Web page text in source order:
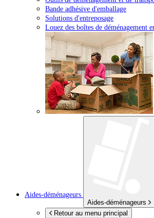
Bande adhésive d'emballage
Solutions d'entreposage
Louez des boîtes de déménagement
Aides-déménageurs
Aides-déménageurs
Retour au menu principal